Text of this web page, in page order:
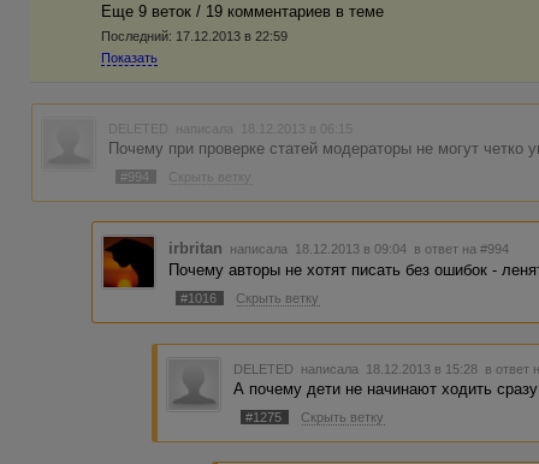
Еще 9 веток / 19 комментариев в темe
Последний: 17.12.2013 в 22:59
Показать
DELETED написала 18.12.2013 в 06:15
Почему при проверке статей модераторы не могут четко
#994 Скрыть ветку
irbritan написала 18.12.2013 в 09:04 в ответ на #994
Почему авторы не хотят писать без ошибок -
#1016 Скрыть ветку
DELETED написала 18.12.2013 в 15:28 в ответ
А почему дети не начинают ходить
#1275 Скрыть ветку